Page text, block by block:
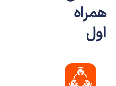
همراه
اول